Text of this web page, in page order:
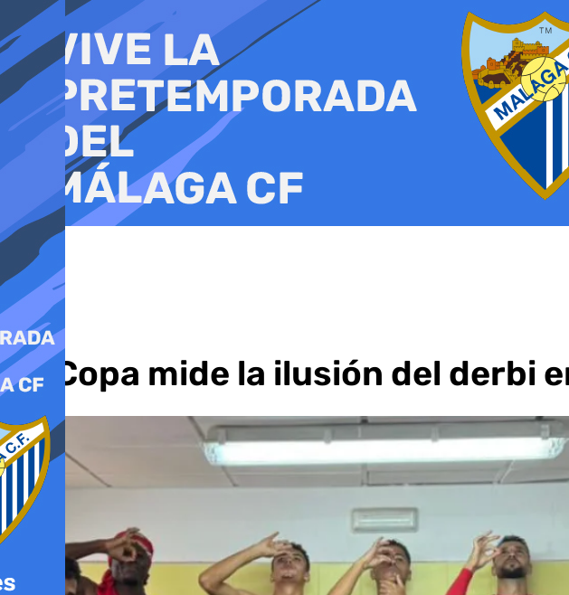
al
contenido
La Copa mide la ilusión del derbi